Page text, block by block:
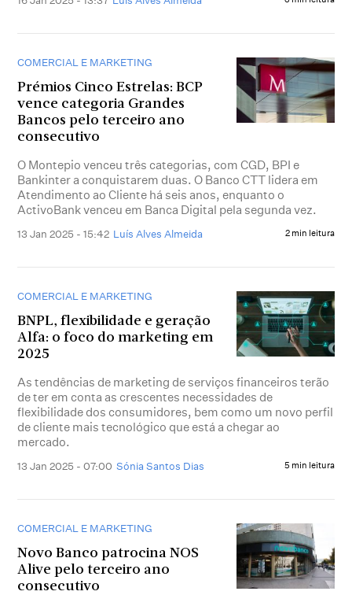
COMERCIAL E MARKETING
Prémios Cinco Estrelas: BCP
vence categoria Grandes
Bancos pelo terceiro ano
consecutivo
O Montepio venceu três categorias, com CGD, BPI e
Bankinter a conquistarem duas. O Banco CTT lidera em
Atendimento ao Cliente há seis anos, enquanto o
ActivoBank venceu em Banca Digital pela segunda vez.
13 Jan 2025 - 15:42 Luís Alves Almeida 2 min leitura
COMERCIAL E MARKETING
BNPL, flexibilidade e geração
Alfa: o foco do marketing em
2025
As tendências de marketing de serviços financeiros terão
de ter em conta as crescentes necessidades de
flexibilidade dos consumidores, bem como um novo perfil
de cliente mais tecnológico que está a chegar ao
mercado.
13 Jan 2025 - 07:00 Sónia Santos Dias 5 min leitura
COMERCIAL E MARKETING
Novo Banco patrocina NOS
Alive pelo terceiro ano
consecutivo